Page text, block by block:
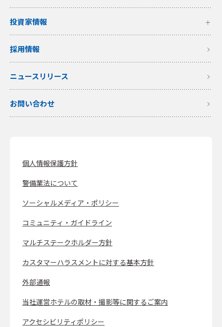
投資家情報
採用情報
ニュースリリース
お問い合わせ
個人情報保護方針
警備業法について
ソーシャルメディア・ポリシー
コミュニティ・ガイドライン
マルチステークホルダー方針
カスタマーハラスメントに対する基本方針
外部通報
当社運営ホテルの取材・撮影等に関するご案内
アクセシビリティポリシー